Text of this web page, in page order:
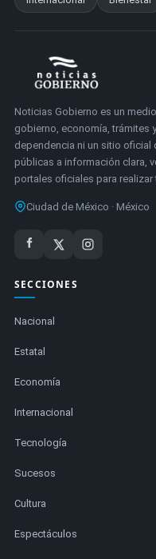
Noticias Gobierno es un
gobierno, economía, trámites
dependencia ni un sitio
públicas a información clara,
portales oficiales para realizar
Ciudad de México · México
SECCIONES
Nacional
Estatal
Economía
Internacional
Tecnología
Sucesos
Cultura
Espectáculos